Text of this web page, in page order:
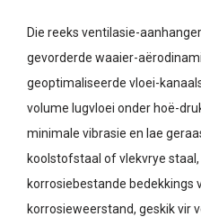
Die reeks ventilasie-
gevorderde waaier-
geoptimaliseerde vloei-
volume lugvloei onder hoë-
minimale vibrasie en lae
koolstofstaal of vlekvrye
korrosiebestande bedekkings
korrosieweerstand, geskik vir